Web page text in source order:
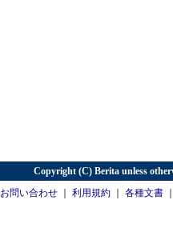
Copyright (C) Berita unless
お問い合わせ 利用規約 各種文書